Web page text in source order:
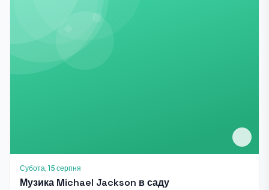
Субота, 15 серпня
Музика Michael Jackson в саду